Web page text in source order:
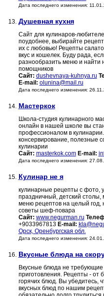
Дата последнего изменения:
13. Душевная кухня
Сайт для кулинаров-
поудобнее, выбирайте
их с любовью! Рецепты
вкус и кошелек. Буду рада,
разнообразить меню и найти
помощников
Сайт: dushevnaya-kuhnya.ru
E-mail: olunina@mail.ru
Дата последнего изменения:
14. Мастеркок
Школа-студия кулинарного
онлайн в нашей школе вы
профессионалом в
консервирование, полезные
кулинарии
Сайт: masterkok.com E-mail:
Дата последнего изменения:
15. Кулинар не я
кулинарные рецепты с фото,
праздничный, детский столы,
меню рецептов на целый год,
советы шеф-повара
Сайт: www.negurman.ru
+9033967813 E-mail:
Орск, Оренбургская обл.
Дата последнего изменения:
16. Вкусные блюда на
Вкусные блюда не
приготовления. Рецепты - от
горячих блюд. Вы убедитесь,
вкусных блюд по нашим